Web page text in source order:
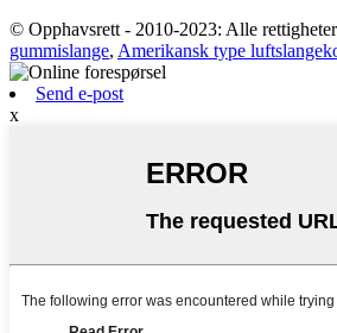
© Opphavsrett - 2010-2023: Alle
gummislange, Amerikansk type
Send e-post
x